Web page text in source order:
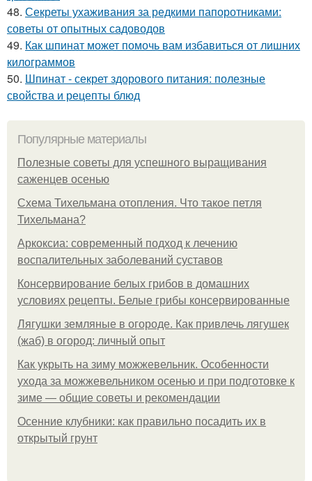
48. Секреты ухаживания за редкими папоротниками:
советы от опытных садоводов
49. Как шпинат может помочь вам избавиться от лишних
килограммов
50. Шпинат - секрет здорового питания: полезные
свойства и рецепты блюд
Популярные материалы
Полезные советы для успешного выращивания
саженцев осенью
Схема Тихельмана отопления. Что такое петля
Тихельмана?
Аркоксиа: современный подход к лечению
воспалительных заболеваний суставов
Консервирование белых грибов в домашних
условиях рецепты. Белые грибы консервированные
Лягушки земляные в огороде. Как привлечь лягушек
(жаб) в огород: личный опыт
Как укрыть на зиму можжевельник. Особенности
ухода за можжевельником осенью и при подготовке к
зиме — общие советы и рекомендации
Осенние клубники: как правильно посадить их в
открытый грунт